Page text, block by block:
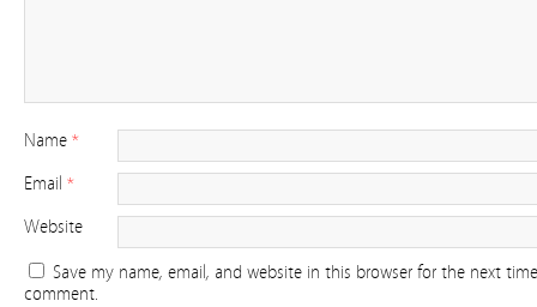
Name *
Email *
Website
Save my name, email, and website in this browser for the next
comment.